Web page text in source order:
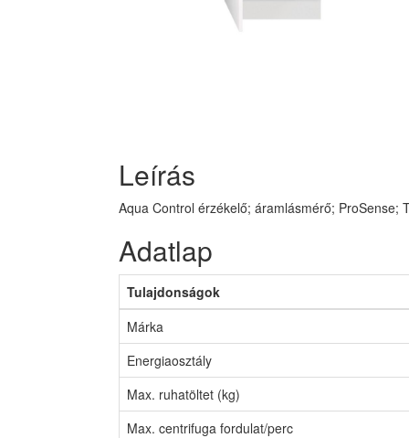
Leírás
Aqua Control érzékelő; áramlásmérő; ProSense;
Adatlap
Tulajdonságok
Márka
Energiaosztály
Max. ruhatöltet (kg)
Max. centrifuga fordulat/perc